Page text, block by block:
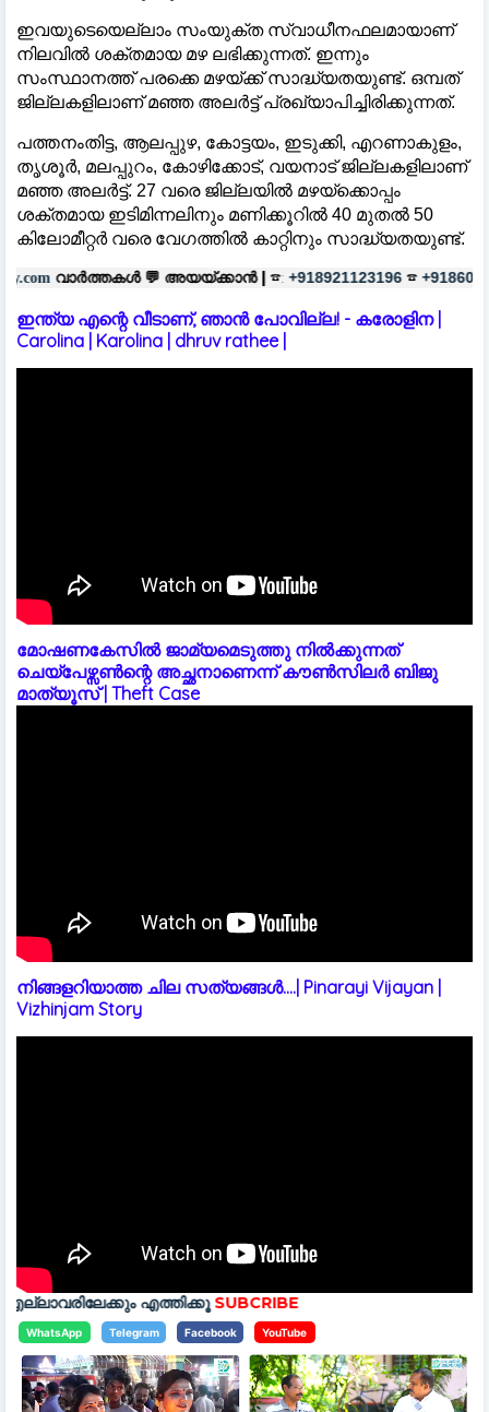
ഇവയുടെയെല്ലാം സംയുക്ത സ്വാധീനഫലമായാണ്
നിലവിൽ ശക്തമായ മഴ ലഭിക്കുന്നത്. ഇന്നും
സംസ്ഥാനത്ത് പരക്കെ മഴയ്ക്ക് സാദ്ധ്യതയുണ്ട്. ഒമ്പത്
ജില്ലകളിലാണ് മഞ്ഞ അലർട്ട് പ്രഖ്യാപിച്ചിരിക്കുന്നത്.
പത്തനംതിട്ട, ആലപ്പുഴ, കോട്ടയം, ഇടുക്കി, എറണാകുളം,
തൃശൂർ, മലപ്പുറം, കോഴിക്കോട്, വയനാട് ജില്ലകളിലാണ്
മഞ്ഞ അലർട്ട്. 27 വരെ ജില്ലയിൽ മഴയ്ക്കൊപ്പം
ശക്തമായ ഇടിമിന്നലിനും മണിക്കൂറിൽ 40 മുതൽ 50
കിലോമീറ്റർ വരെ വേഗത്തിൽ കാറ്റിനും സാദ്ധ്യതയുണ്ട്.
💬അയയ്ക്കാൻ | ☎: +918921123196 ☎ +918606657037
ഇന്ത്യ എന്റെ വീടാണ്, ഞാൻ പോവില്ല! - കരോളിന |
Carolina | Karolina | dhruv rathee |
മോഷണകേസിൽ ജാമ്യമെടുത്തു നിൽക്കുന്നത്
ചെയ്പേഴ്സൺന്റെ അച്ഛനാണെന്ന് കൗൺസിലർ ബിജു
മാത്യൂസ് | Theft Case
നിങ്ങളറിയാത്ത ചില സത്യങ്ങൾ....| Pinarayi Vijayan |
Vizhinjam Story
എത്തിക്കൂSUBCRIBE
WhatsApp Telegram Facebook YouTube